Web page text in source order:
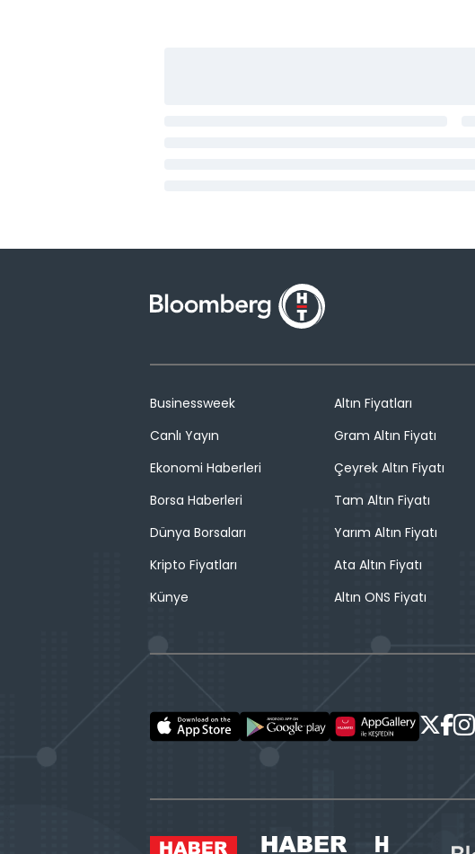
Businessweek
Canlı Yayın
Ekonomi Haberleri
Borsa Haberleri
Dünya Borsaları
Kripto Fiyatları
Künye
Altın Fiyatları
Gram Altın Fiyatı
Çeyrek Altın Fiyatı
Tam Altın Fiyatı
Yarım Altın Fiyatı
Ata Altın Fiyatı
Altın ONS Fiyatı